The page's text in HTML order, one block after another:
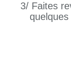
3/ Faites